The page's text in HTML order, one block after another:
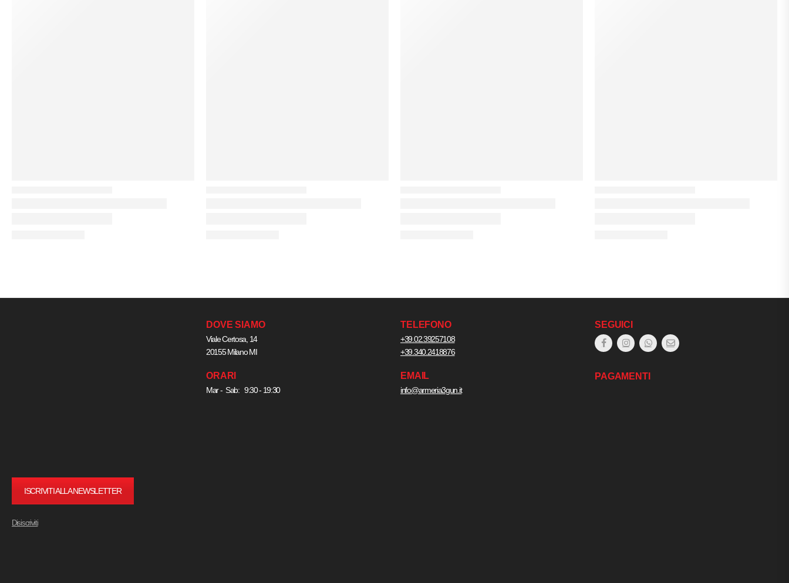
ISCRIVITI ALLA NEWSLETTER
Disiscriviti
DOVE SIAMO
Viale Certosa, 14
20155 Milano MI
ORARI
Mar - Sab: 9:30 - 19:30
TELEFONO
+39.02.39257108
+39.340.2418876
EMAIL
info@armeria3gun.it
SEGUICI
PAGAMENTI